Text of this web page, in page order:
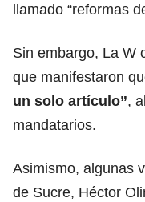
llamado “reformas
Sin embargo, La W
que manifestaron
un solo artículo”,
mandatarios.
Asimismo, algunas
de Sucre, Héctor